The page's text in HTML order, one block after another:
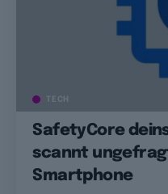
TECH
SafetyCore
scannt
Smartphone